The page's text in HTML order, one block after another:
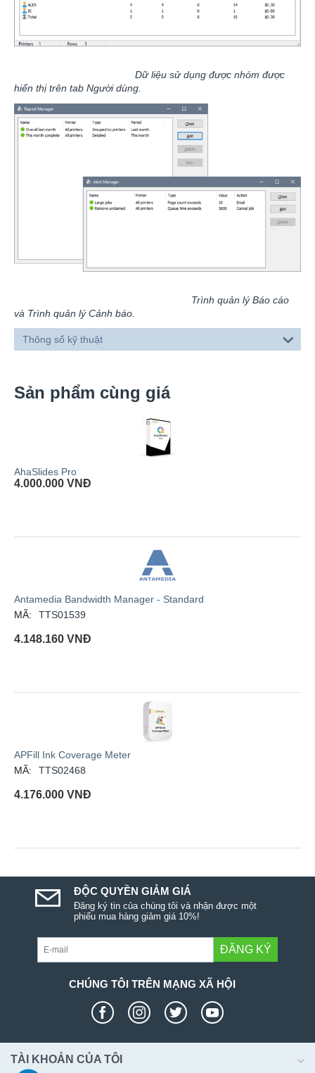
Dữ liệu sử dụng được nhóm được
hiển thị trên tab Người dùng.
Trình quản lý Báo cáo
và Trình quản lý Cảnh báo.
Thông số kỹ thuật
Sản phẩm cùng giá
AhaSlides Pro
4.000.000 VNĐ
Antamedia Bandwidth Manager - Standard
MÃ:
TTS01539
4.148.160 VNĐ
APFill Ink Coverage Meter
MÃ:
TTS02468
4.176.000 VNĐ
ĐỘC QUYỀN GIẢM GIÁ
Đăng ký tin của chúng tôi và nhận được một
phiếu mua hàng giảm giá 10%!
ĐĂNG KÝ
CHÚNG TÔI TRÊN MẠNG XÃ HỘI
TÀI KHOẢN CỦA TÔI